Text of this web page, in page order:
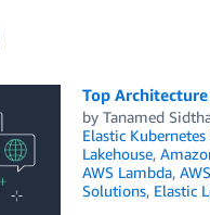
Top
by Tanamed
Elastic Kubernetes
Lakehouse,
AWS Lambda,
Solutions, Elastic